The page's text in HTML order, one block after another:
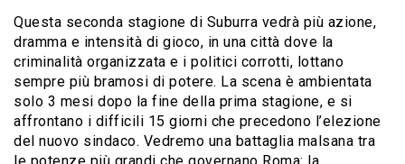
Questa seconda stagione di Suburra vedrà più azione,
dramma e intensità di gioco, in una città dove la
criminalità organizzata e i politici corrotti, lottano
sempre più bramosi di potere. La scena è ambientata
solo 3 mesi dopo la fine della prima stagione, e si
affrontano i difficili 15 giorni che precedono l’elezione
del nuovo sindaco. Vedremo una battaglia malsana tra